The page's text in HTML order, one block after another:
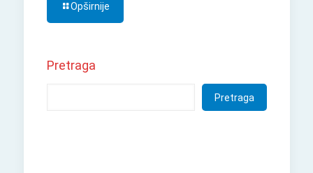
Opširnije
Pretraga
Pretraga